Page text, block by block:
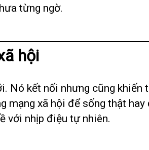
từng ngờ.
hội
Nó kết nối nhưng cũng
mạng xã hội để sống thật
với nhịp điệu tự nhiên.